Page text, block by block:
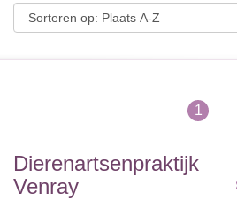
1
Dierenartsenpraktijk
Venray